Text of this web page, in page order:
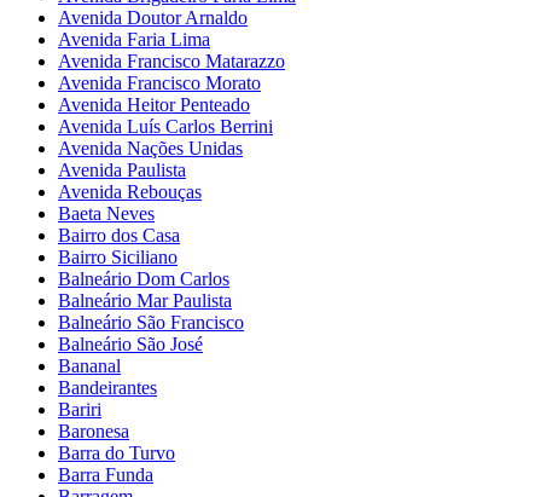
Avenida Doutor Arnaldo
Avenida Faria Lima
Avenida Francisco Matarazzo
Avenida Francisco Morato
Avenida Heitor Penteado
Avenida Luís Carlos Berrini
Avenida Nações Unidas
Avenida Paulista
Avenida Rebouças
Baeta Neves
Bairro dos Casa
Bairro Siciliano
Balneário Dom Carlos
Balneário Mar Paulista
Balneário São Francisco
Balneário São José
Bananal
Bandeirantes
Bariri
Baronesa
Barra do Turvo
Barra Funda